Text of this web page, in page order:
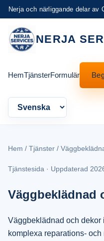
Nerja och närliggande delar av
NERJA
HemTjänsterFormulär
Language
Hem / Tjänster /
Tjänstesida · Uppdaterad
Väggbeklädnad
Väggbeklädnad och
komplexa reparations-